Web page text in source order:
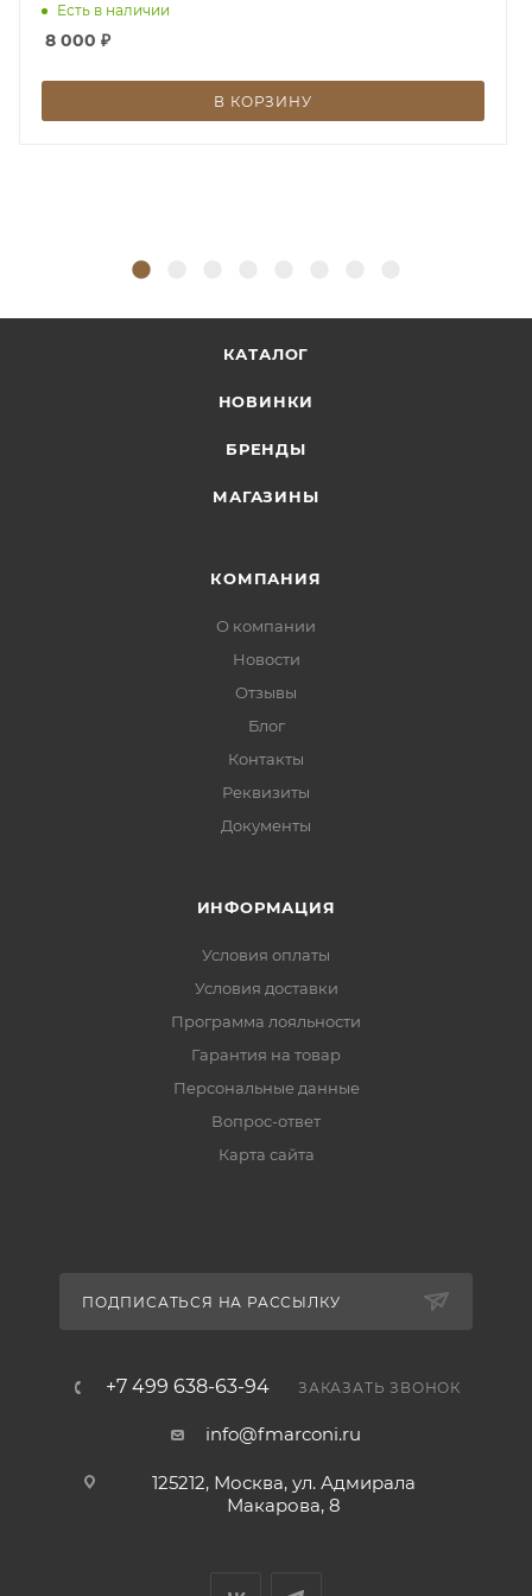
Есть в наличии
8 000 ₽
В КОРЗИНУ
КАТАЛОГ
НОВИНКИ
БРЕНДЫ
МАГАЗИНЫ
КОМПАНИЯ
О компании
Новости
Отзывы
Блог
Контакты
Реквизиты
Документы
ИНФОРМАЦИЯ
Условия оплаты
Условия доставки
Программа лояльности
Гарантия на товар
Персональные данные
Вопрос-ответ
Карта сайта
ПОДПИСАТЬСЯ НА РАССЫЛКУ
+7 499 638-63-94 ЗАКАЗАТЬ ЗВОНОК
info@fmarconi.ru
125212, Москва, ул. Адмирала
Макарова, 8